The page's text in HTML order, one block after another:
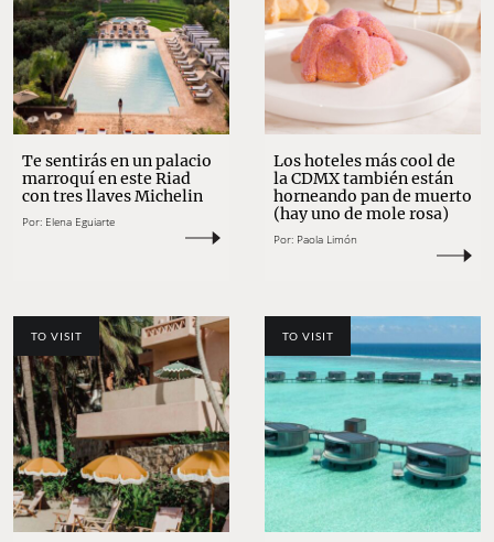
Te sentirás en un palacio
marroquí en este Riad
con tres llaves Michelin
Por: Elena Eguiarte
Los hoteles más cool de
la CDMX también están
horneando pan de muerto
(hay uno de mole rosa)
Por: Paola Limón
TO VISIT TO VISIT